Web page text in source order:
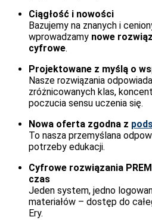
Ciągłość i nowości
Bazujemy na znanych i
wprowadzamy nowe
cyfrowe.
Projektowane z myślą o
Nasze rozwiązania
zróżnicowanych klas,
poczucia sensu uczenia się.
Nowa oferta zgodna z
To nasza przemyślana
potrzeby edukacji.
Cyfrowe rozwiązania
czas
Jeden system, jedno
materiałów – dostęp do
Ery.